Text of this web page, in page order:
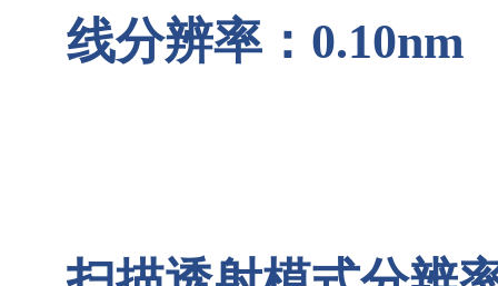
线分辨率： 0.10nm